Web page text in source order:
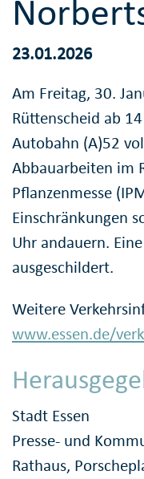
23.01.2026
Am Freitag, 30.
Rüttenscheid ab
Autobahn (A)52
Abbauarbeiten im
Pflanzenmesse
Einschränkungen
Uhr andauern.
ausgeschildert.
Weitere
www.essen.de/
Stadt Essen
Presse- und
Rathaus,